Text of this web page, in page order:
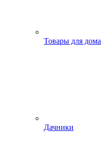
Товары для дома
Дачники